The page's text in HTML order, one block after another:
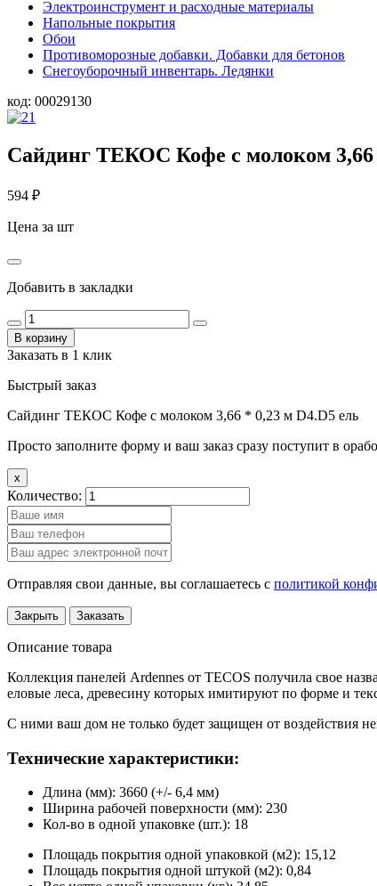
Электроинструмент и расходные материалы
Напольные покрытия
Обои
Противоморозные добавки. Добавки для бетонов
Снегоуборочный инвентарь. Ледянки
код: 00029130
Сайдинг ТЕКОС Кофе с молоком 3,66
594 ₽
Цена за шт
Добавить в закладки
В корзину
Заказать в 1 клик
Быстрый заказ
Сайдинг ТЕКОС Кофе с молоком 3,66 * 0,23 м D4.D5 ель
Просто заполните форму и ваш заказ сразу поступит в
x
Количество:
Отправляя свои данные, вы соглашаетесь с политикой
Закрыть Заказать
Описание товара
Коллекция панелей Ardennes от TECOS получила свое
еловые леса, древесину которых имитируют по форме и
С ними ваш дом не только будет защищен от воздействия
Технические характеристики:
Длина (мм): 3660 (+/- 6,4 мм)
Ширина рабочей поверхности (мм): 230
Кол-во в одной упаковке (шт.): 18
Площадь покрытия одной упаковкой (м2): 15,12
Площадь покрытия одной штукой (м2): 0,84